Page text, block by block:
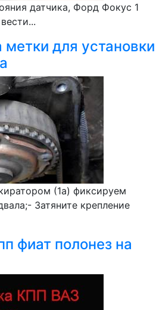
датчика, Форд Фокус 1
для установки
(1a) фиксируем
Затяните крепление
фиат полонез на